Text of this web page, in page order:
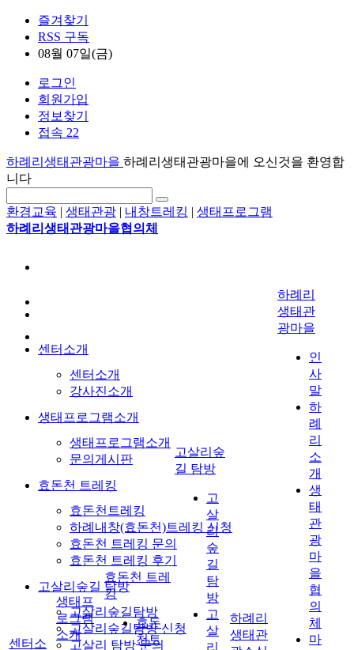
즐겨찾기
RSS 구독
08월 07일(금)
로그인
회원가입
정보찾기
접속 22
하례리생태관광마을 하례리생태관광마을에 오신것을 환영합
니다
환경교육 | 생태관광 | 내창트레킹 | 생태프로그램
하례리생태관광마을협의체
센터소개
센터소개
강사진소개
생태프로그램소개
생태프로그램소개
문의게시판
효돈천 트레킹
효돈천트레킹
하례내창(효돈천)트레킹 신청
효돈천 트레킹 문의
효돈천 트레킹 후기
고살리숲길 탐방
고살리숲길탐방
고살리숲길탐방 신청
고살리 탐방 문의
센터소
생태프
로그램
소개
효돈천 트레
킹
효돈
천트
고살리숲
길 탐방
고
살
리
숲
길
탐
방
고
살
리
하례리
생태관
하례리
생태관
광마을
인
사
말
하
례
리
소
개
생
태
관
광
마
을
협
의
체
마